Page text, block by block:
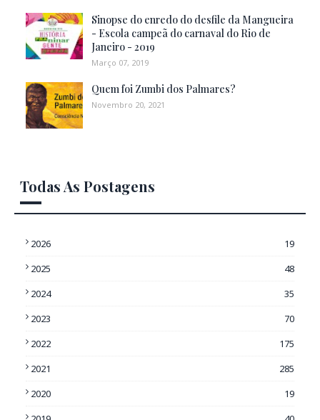
Sinopse do enredo do desfile da Mangueira
- Escola campeã do carnaval do Rio de
Janeiro - 2019
Março 07, 2019
Quem foi Zumbi dos Palmares?
Novembro 20, 2021
Todas As Postagens
2026
19
2025
48
2024
35
2023
70
2022
175
2021
285
2020
19